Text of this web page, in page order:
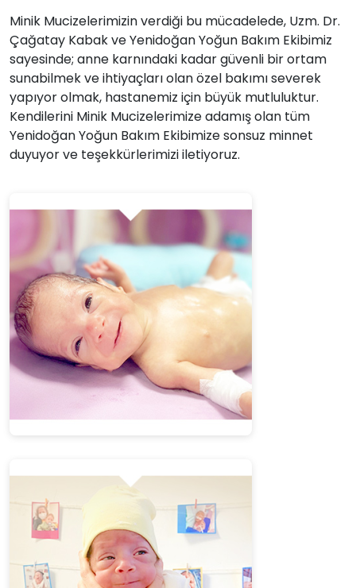
Minik Mucizelerimizin verdiği bu mücadelede, Uzm. Dr.
Çağatay Kabak ve Yenidoğan Yoğun Bakım Ekibimiz
sayesinde; anne karnındaki kadar güvenli bir ortam
sunabilmek ve ihtiyaçları olan özel bakımı severek
yapıyor olmak, hastanemiz için büyük mutluluktur.
Kendilerini Minik Mucizelerimize adamış olan tüm
Yenidoğan Yoğun Bakım Ekibimize sonsuz minnet
duyuyor ve teşekkürlerimizi iletiyoruz.